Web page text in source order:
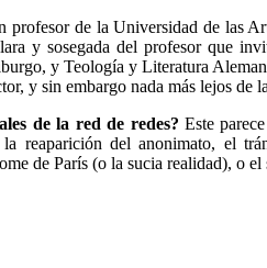
profesor de la Universidad de las
y sosegada del profesor que
y Teología y Literatura
y sin embargo nada más lejos
de la red de redes? Este
reaparición del anonimato, el
de París (o la sucia realidad), o